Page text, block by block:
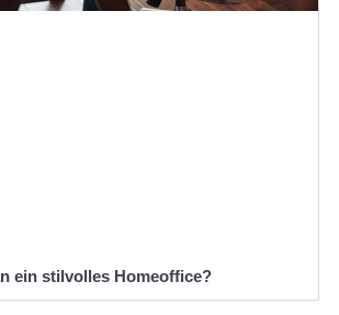
ein stilvolles Homeoffice?